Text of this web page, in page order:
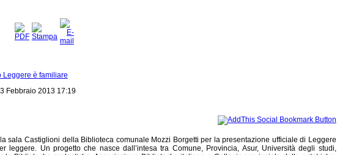
Leggere è familiare
Febbraio 2013 17:19
sala Castiglioni della Biblioteca comunale Mozzi Borgetti per la presentazione ufficiale di Leggere
leggere. Un progetto che nasce dall’intesa tra Comune, Provincia, Asur, Università degli studi,